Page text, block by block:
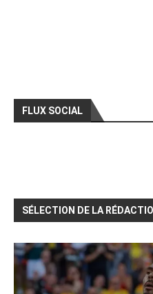
FLUX SOCIAL
SÉLECTION DE LA